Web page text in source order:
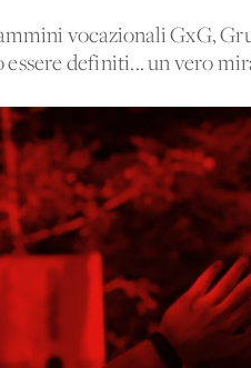
vocazionali GxG,
essere definiti... un vero